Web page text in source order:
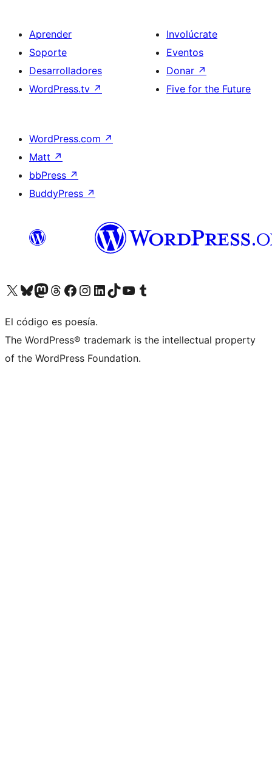
Aprender
Soporte
Desarrolladores
WordPress.tv ↗
Involúcrate
Eventos
Donar ↗
Five for the Future
WordPress.com ↗
Matt ↗
bbPress ↗
BuddyPress ↗
Visita nuestra cuenta de X (anteriormente Twitter)
Visita nuestra cuenta de Bluesky
Visita nuestra cuenta de Mastodon
Visita nuestra cuenta de Threads
Visita nuestra página de Facebook
Visita nuestra cuenta de Instagram
Visita nuestra cuenta de LinkedIn
Visita nuestra cuenta de TikTok
Visita nuestro canal de YouTube
Visita nuestra cuenta de Tumblr
El código es poesía.
The WordPress® trademark is the intellectual property
of the WordPress Foundation.